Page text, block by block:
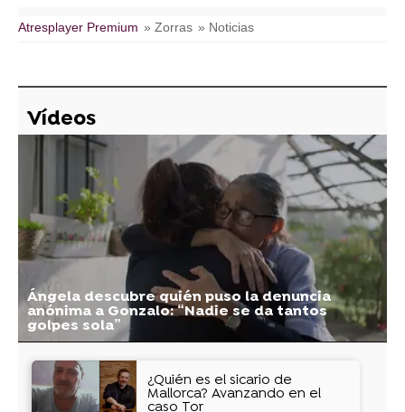
Atresplayer Premium » Zorras » Noticias
Vídeos
Ángela descubre quién puso la denuncia
anónima a Gonzalo: “Nadie se da tantos
golpes sola”
¿Quién es el sicario de
Mallorca? Avanzando en el
caso Tor